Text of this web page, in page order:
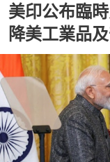
美印公布臨
降美工業品